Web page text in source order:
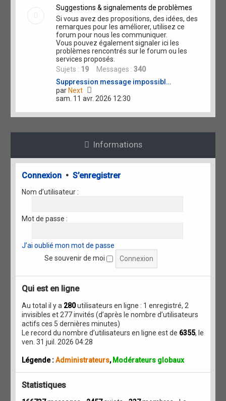
e
r
m
e
s
s
a
g
Suggestions & signalements de problèmes
Si vous avez des propositions, des idées, des
remarques pour les améliorer, utilisez ce
forum pour nous les communiquer.
Vous pouvez également signaler ici les
problèmes rencontrés sur le forum ou les
services proposés.
Sujets : 19 Messages :340
Suppression message impossibl…
par Next
o
r
e
n
e
e
sam. 11 avr. 2026 12:30
Informations
Connexion •S’enregistrer
Nom d’utilisateur :
Mot de passe :
J’ai oublié mon mot de passe
Se souvenir de moi
Qui est en ligne
Au total il y a 280utilisateurs en ligne : 1 enregistré, 2
invisibles et 277 invités (d’après le nombre d’utilisateurs
actifs ces 5 dernières minutes)
Le record du nombre d’utilisateurs en ligne est de 6355, le
ven. 31 juil. 2026 04:28
Légende :Administrateurs, Modérateurs globaux
Statistiques